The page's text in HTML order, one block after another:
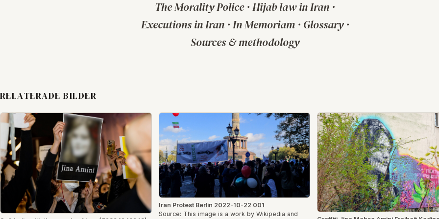
The Morality Police· Hijab law in Iran ·
Executions in Iran· In Memoriam· Glossary·
Sources & methodology
RELATERADE BILDER
Iran Protest Berlin 2022-10-22 001
Source: This image is a work by Wikipedia and